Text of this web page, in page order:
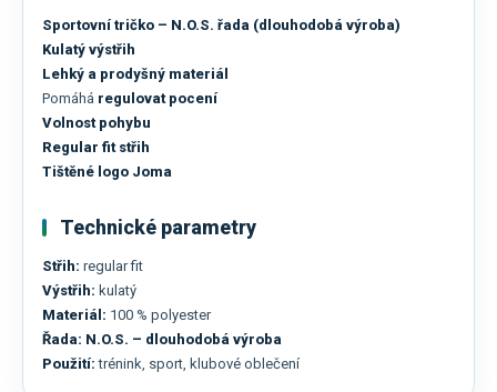
Sportovní tričko – N.O.S. řada (dlouhodobá výroba)
Kulatý výstřih
Lehký a prodyšný materiál
Pomáhá regulovat pocení
Volnost pohybu
Regular fit střih
Tištěné logo Joma
Technické parametry
Střih: regular fit
Výstřih: kulatý
Materiál: 100 % polyester
Řada: N.O.S. – dlouhodobá výroba
Použití: trénink, sport, klubové oblečení